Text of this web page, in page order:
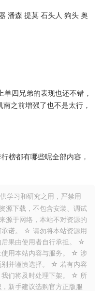
潘森 提莫 石头人 狗头 奥
四兄弟的表现也还不错，
之前增强了也不是太行，
榜都有哪些呢全部内容，
学习和研究之用，严禁用
源下载，不包含安装、调试
源于网络，本站不对资源的
承诺。 ☆ 请勿将本站资源用
果由使用者自行承担。 ☆
使用本站内容与服务。 ☆ 涉
别并谨慎选择。 ☆ 若有内容
我们将及时处理下架。 ☆ 所
新手建议选购官方正版服